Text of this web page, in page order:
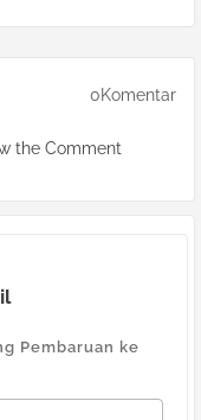
0Komentar
the Comment
Pembaruan ke